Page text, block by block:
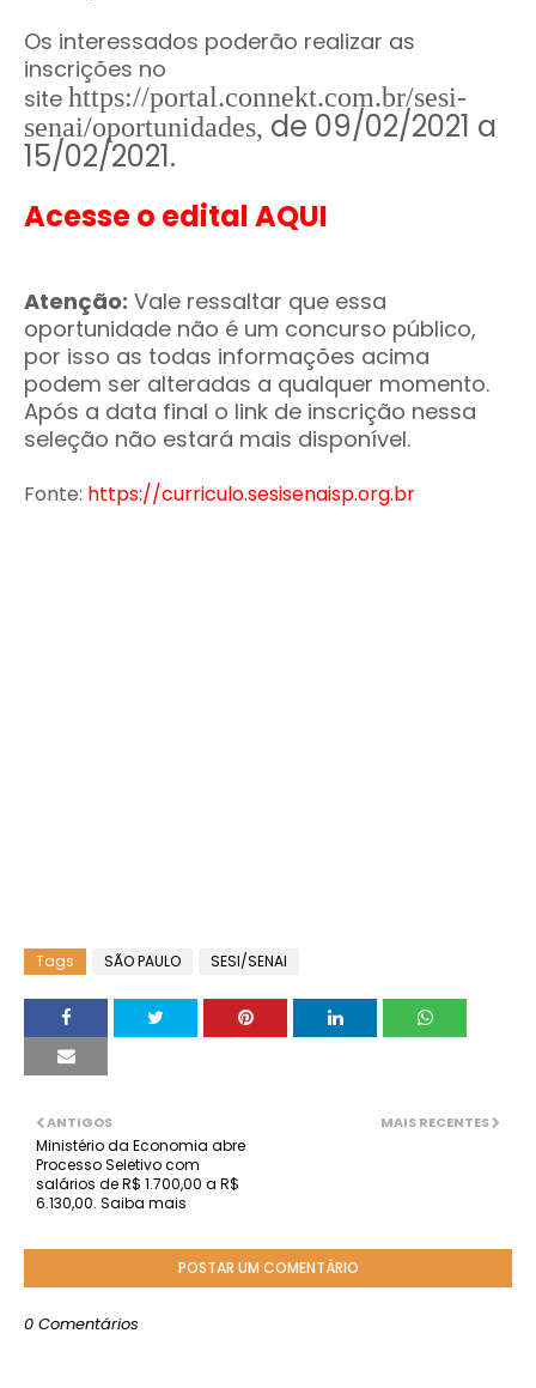
Os interessados poderão realizar as
inscrições no
site https://portal.connekt.com.br/sesi-
senai/oportunidades, de 09/02/2021 a
15/02/2021.
Acesse o edital AQUI
Atenção: Vale ressaltar que essa
oportunidade não é um concurso público,
por isso as todas informações acima
podem ser alteradas a qualquer momento.
Após a data final o link de inscrição nessa
seleção não estará mais disponível.
Fonte: https://curriculo.sesisenaisp.org.br
Tags SÃO PAULO SESI/SENAI
MAIS RECENTES
ANTIGOS
Ministério da Economia abre
Processo Seletivo com
salários de R$ 1.700,00 a R$
6.130,00. Saiba mais
POSTAR UM COMENTÁRIO
0 Comentários